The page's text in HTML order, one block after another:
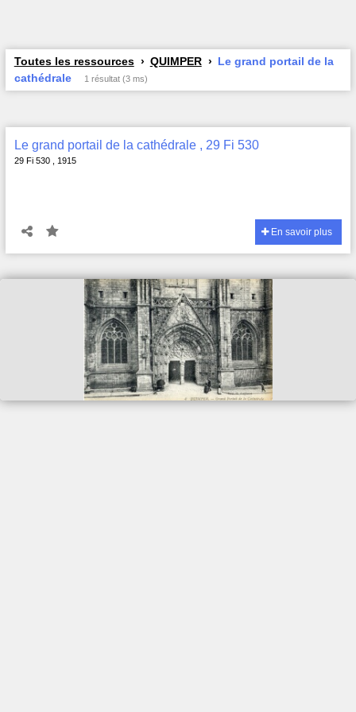
Toutes les ressources QUIMPER
Le grand portail de la
cathédrale
1 résultat (3 ms)
Le grand portail de la cathédrale , 29 Fi 530
29 Fi 530 , 1915
En savoir plus